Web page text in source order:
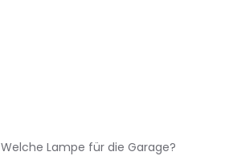
Welche Lampe für die Garage?